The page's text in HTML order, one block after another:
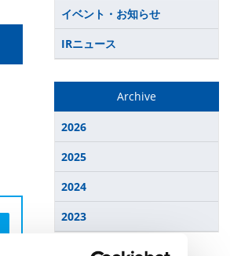
イベント・お知らせ
IRニュース
Archive
2026
2025
2024
2023